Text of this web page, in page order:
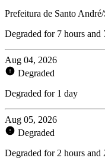
Prefeitura de Santo
Degraded for 7 hours and
Aug 04, 2026
Degraded
Degraded for 1 day
Aug 05, 2026
Degraded
Degraded for 2 hours and